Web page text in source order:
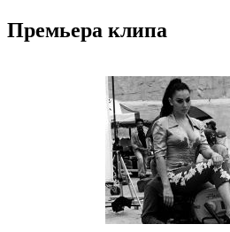
Премьера клипа